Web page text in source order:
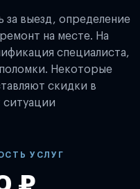
за выезд, определение
на месте. На
специалиста,
Некоторые
скидки в
ситуации
УСЛУГ